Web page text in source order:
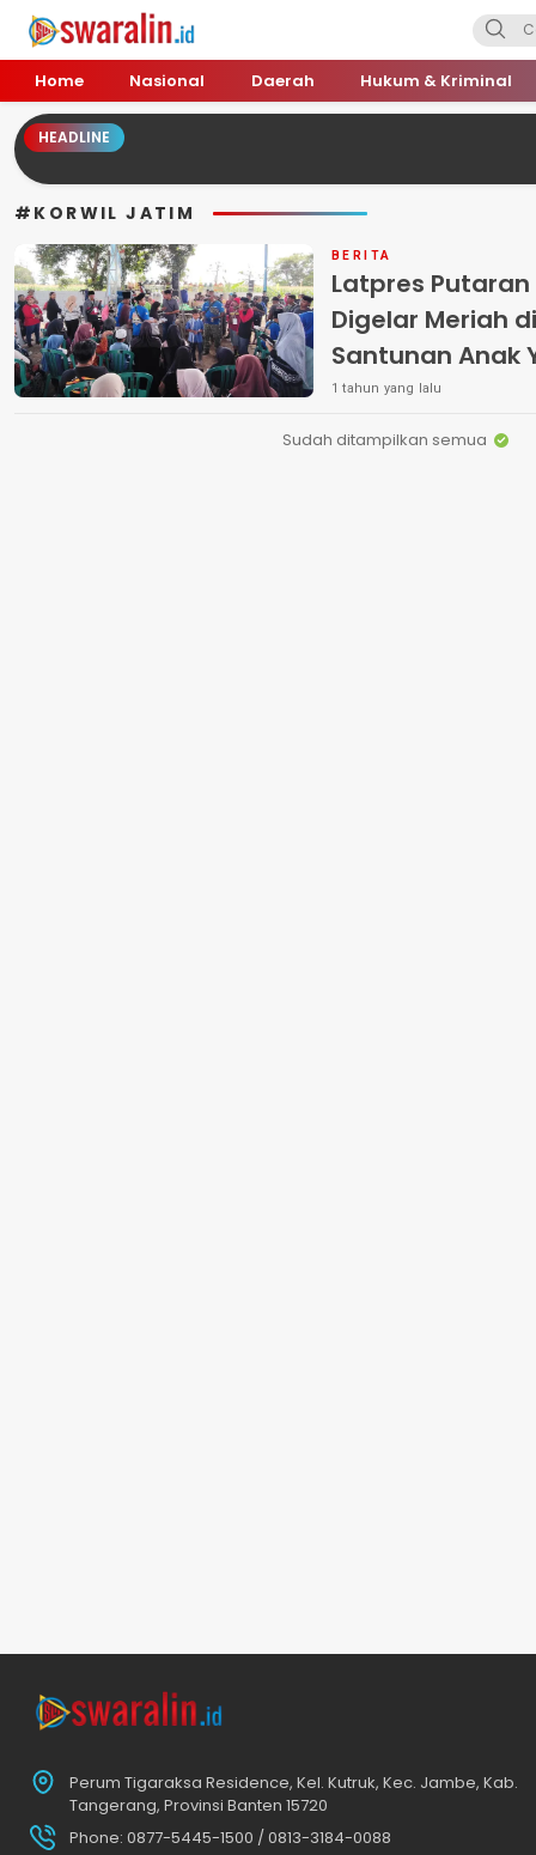
Swara Lin
Independent, Tajam & Profesional
Home Nasional Daerah Hukum & Kriminal
HEADLINE
#KORWIL JATIM
BERITA
Latpres
Digelar Meriah
Santunan Anak
1 tahun yang lalu
Sudah ditampilkan semua
Perum Tigaraksa Residence, Kel. Kutruk, Kec. Jambe, Kab.
Tangerang, Provinsi Banten 15720
Phone: 0877-5445-1500 / 0813-3184-0088